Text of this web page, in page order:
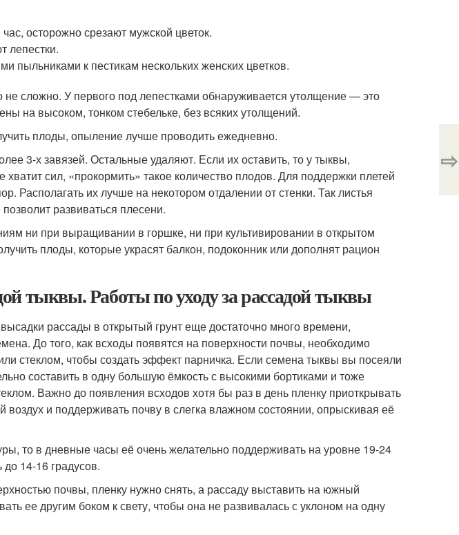
осторожно срезают мужской цветок.
лепестки.
пыльниками к пестикам нескольких женских цветков.
не сложно. У первого под лепестками обнаруживается утолщение — это
на высоком, тонком стебельке, без всяких утолщений.
плоды, опыление лучше проводить ежедневно.
3-х завязей. Остальные удаляют. Если их оставить, то у тыквы,
сил, «прокормить» такое количество плодов. Для поддержки плетей
Располагать их лучше на некотором отдалении от стенки. Так листья
развиваться плесени.
ни при выращивании в горшке, ни при культивировании в открытом
плоды, которые украсят балкон, подоконник или дополнят рацион
тыквы. Работы по уходу за рассадой тыквы
рассады в открытый грунт еще достаточно много времени,
До того, как всходы появятся на поверхности почвы, необходимо
стеклом, чтобы создать эффект парничка. Если семена тыквы вы посеяли
составить в одну большую ёмкость с высокими бортиками и тоже
Важно до появления всходов хотя бы раз в день пленку приоткрывать
воздух и поддерживать почву в слегка влажном состоянии, опрыскивая её
то в дневные часы её очень желательно поддерживать на уровне 19-24
14-16 градусов.
почвы, пленку нужно снять, а рассаду выставить на южный
ее другим боком к свету, чтобы она не развивалась с уклоном на одну
⇨